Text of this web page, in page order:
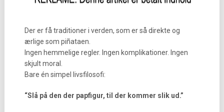
Der er få traditioner i verden, som er så direkte og
ærlige som piñataen.
Ingen hemmelige regler. Ingen komplikationer. Ingen
skjult moral.
Bare én simpel livsfilosofi:
“Slå på den der papfigur, til der kommer slik ud.”